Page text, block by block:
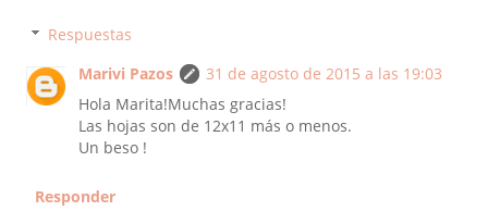
Respuestas
Marivi Pazos
31 de agosto de 2015 a las 19:03
Hola Marita!Muchas gracias!
Las hojas son de 12x11 más o menos.
Un beso !
Responder